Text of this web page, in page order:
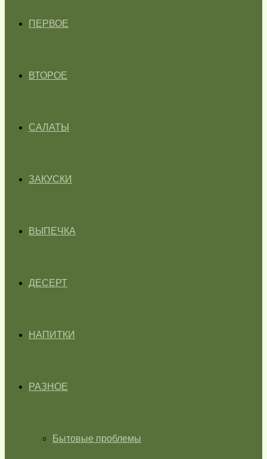
ПЕРВОЕ
ВТОРОЕ
САЛАТЫ
ЗАКУСКИ
ВЫПЕЧКА
ДЕСЕРТ
НАПИТКИ
РАЗНОЕ
Бытовые проблемы